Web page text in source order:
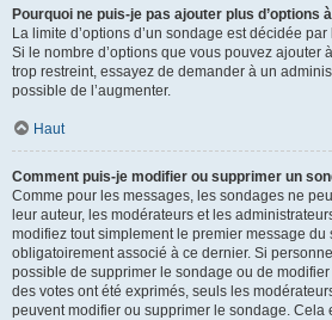
Pourquoi ne puis-je pas ajouter plus d’options
La limite d’options d’un sondage est décidée
Si le nombre d’options que vous pouvez ajouter
trop restreint, essayez de demander à un
possible de l’augmenter.
Haut
Comment puis-je modifier ou supprimer un
Comme pour les messages, les sondages ne
leur auteur, les modérateurs et les
modifiez tout simplement le premier message du
obligatoirement associé à ce dernier. Si
possible de supprimer le sondage ou de
des votes ont été exprimés, seuls les
peuvent modifier ou supprimer le sondage. Cela